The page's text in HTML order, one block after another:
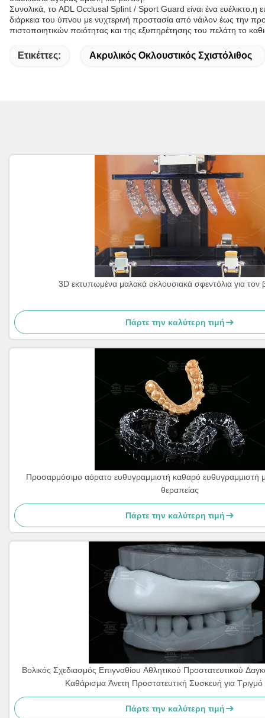
Συνολικά, το ADL Occlusal Splint / Sport Guard είναι ένα
διάρκεια του ύπνου με νυχτερινή προστασία από νάιλον έως την
πιστοποιητικών ποιότητας και της εξυπηρέτησης του πελάτη το
Ετικέττες: Ακρυλικός Οκλουστικός Σχιστόλιθος
3D εκτυπωμένα μαλακά οκλουσιακά σφεντόλια για τον
Πάρτε την καλύτερη τιμή
Προσαρμόσιμο αόρατο ευθυγραμμιστή καθαρό ευθυγραμμιστή
θεραπείας
Πάρτε την καλύτερη τιμή
Βολικός Σχεδιασμός Επιγναθίου Αθλητικού Προστατευτικού
Καθάρισμα Άνετη Προστατευτική Συσκευή για Τριγμό
Πάρτε την καλύτερη τιμή